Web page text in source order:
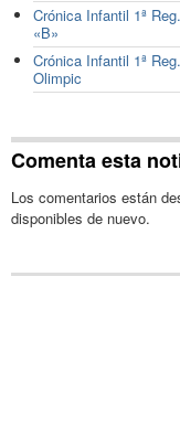
Crónica Infantil 1ª
«B»
Crónica Infantil 1ª
Olimpic
Comenta esta
Los comentarios están
disponibles de nuevo.